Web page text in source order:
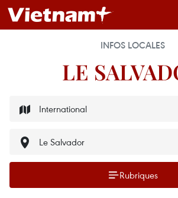
INFOS LOCALES
LE
Rubriques